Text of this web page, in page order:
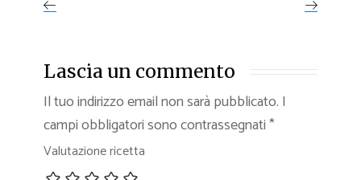
Lascia un commento
Il tuo indirizzo email non sarà pubblicato. I
campi obbligatori sono contrassegnati*
Valutazione ricetta